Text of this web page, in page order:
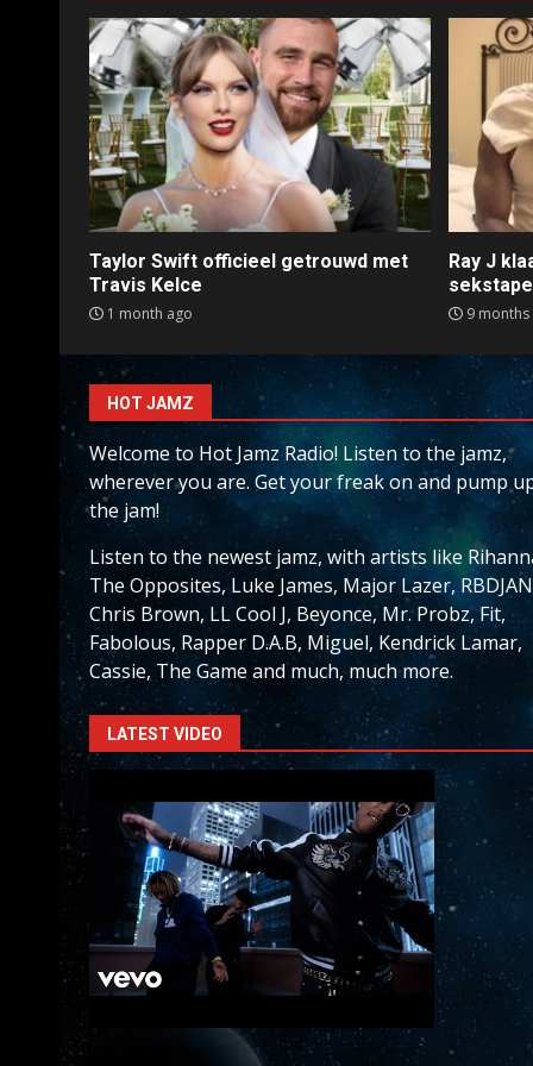
Taylor Swift officieel getrouwd met
Travis Kelce
1 month ago
Ray J
sekstape
9 months
HOT JAMZ
Welcome to Hot Jamz Radio! Listen to the jamz,
wherever you are. Get your freak on and pump
the jam!
Listen to the newest jamz, with artists like
The Opposites, Luke James, Major Lazer,
Chris Brown, LL Cool J, Beyonce, Mr. Probz, Fit,
Fabolous, Rapper D.A.B, Miguel, Kendrick Lamar,
Cassie, The Game and much, much more.
LATEST VIDEO